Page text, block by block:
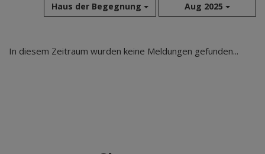
Haus der Begegnung Aug 2025
Aug 2026
In diesem Zeitraum wurden keine Meldungen gefunden...